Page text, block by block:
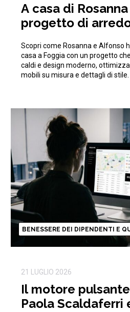
A casa di
progetto di
Scopri come Rosanna e Alfonso
casa a Foggia con un progetto
caldi e design moderno,
mobili su misura e dettagli di stile.
BENESSERE DEI DIPENDENTI E
21 LUGLIO 2026
Il motore
Paola Scaldaferri